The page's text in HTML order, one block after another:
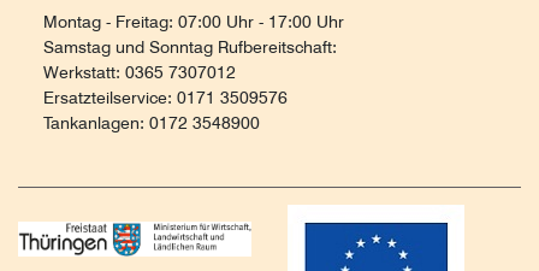
Montag - Freitag: 07:00 Uhr - 17:00 Uhr
Samstag und Sonntag Rufbereitschaft:
Werkstatt: 0365 7307012
Ersatzteilservice: 0171 3509576
Tankanlagen: 0172 3548900